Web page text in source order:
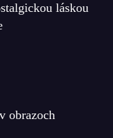
láskou
obrazoch